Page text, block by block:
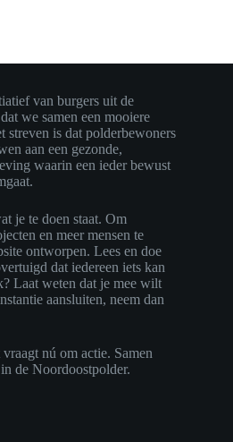
van burgers uit de
we samen een mooiere
streven is dat polderbewoners
aan een gezonde,
waarin een ieder bewust
je te doen staat. Om
en meer mensen te
ontworpen. Lees en doe
dat iedereen iets kan
Laat weten dat je mee wilt
aansluiten, neem dan
nú om actie. Samen
de Noordoostpolder.